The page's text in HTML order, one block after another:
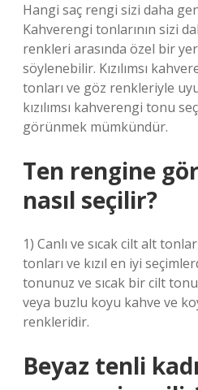
Hangi saç rengi sizi daha
Kahverengi tonlarının sizi
renkleri arasında özel bir
söylenebilir. Kızılımsı
tonları ve göz renkleriyle
kızılımsı kahverengi tonu
görünmek mümkündür.
Ten rengine
nasıl seçilir?
1) Canlı ve sıcak cilt alt
tonları ve kızıl en iyi
tonunuz ve sıcak bir cilt
veya buzlu koyu kahve ve
renkleridir.
Beyaz tenli